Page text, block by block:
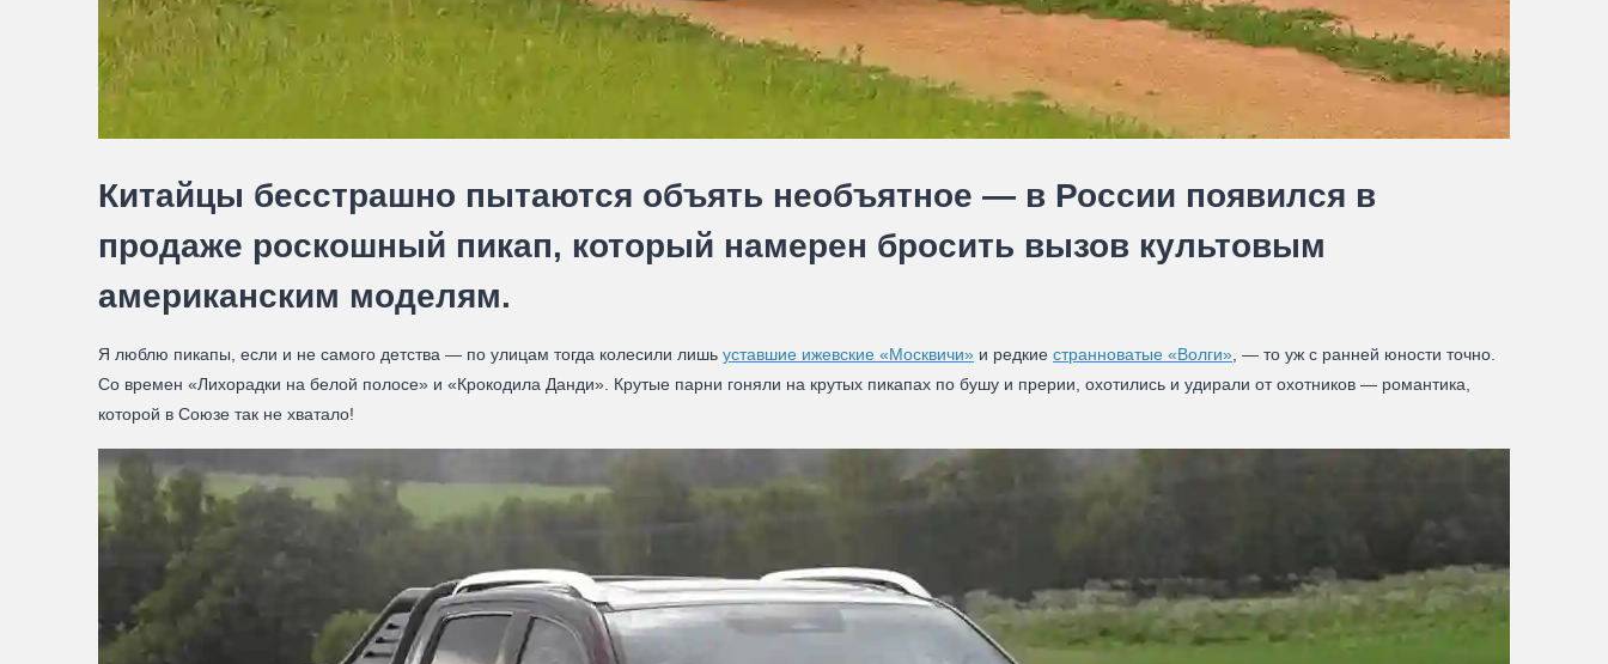
Китайцы бесстрашно пытаются объять необъятное — в России появился в
продаже роскошный пикап, который намерен бросить вызов культовым
американским моделям.
Я люблю пикапы, если и не самого детства — по улицам тогда колесили лишь уставшие ижевские «Москвичи» и редкие странноватые «Волги» , — то уж с ранней юности точно.
Со времен «Лихорадки на белой полосе» и «Крокодила Данди». Крутые парни гоняли на крутых пикапах по бушу и прерии, охотились и удирали от охотников — романтика,
которой в Союзе так не хватало!